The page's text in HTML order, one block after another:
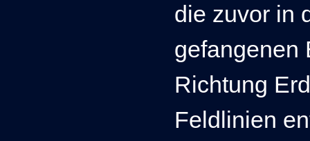
die zuvor in
gefangenen
Richtung
Feldlinien